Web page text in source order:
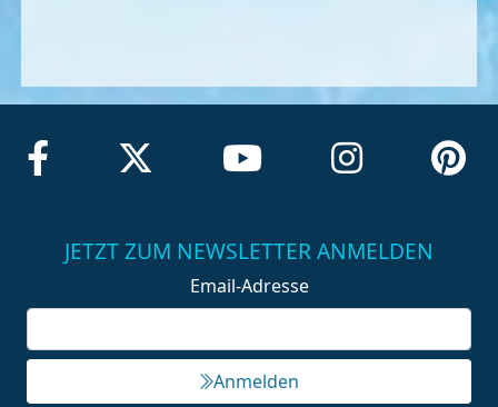
JETZT ZUM NEWSLETTER ANMELDEN
Email-Adresse
Anmelden